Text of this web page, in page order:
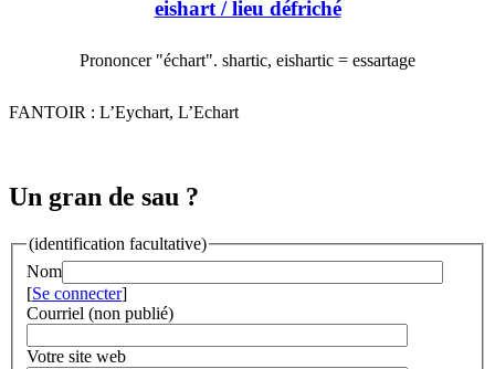
eishart/ lieu défriché
Prononcer "échart". shartic, eishartic = essartage
FANTOIR : L’Eychart, L’Echart
Un gran de sau ?
(identification facultative)
Nom
[Se connecter]
Courriel (non publié)
Votre site web